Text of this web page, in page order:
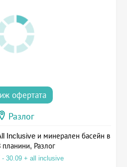
офертата
Разлог
Inclusive и минерален басейн в
планини, Разлог
- 30.09 + all inclusive